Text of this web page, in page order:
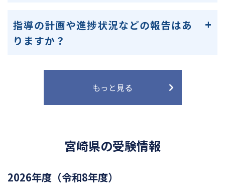
指導の計画や進捗状況などの報告はあ
りますか？
もっと見る
宮崎県の受験情報
2026年度（令和8年度）